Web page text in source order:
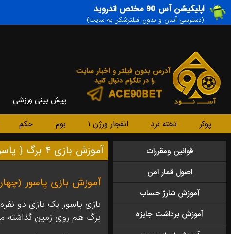
اپلیکیشن آس 90 مختص اندروید
(دسترسی آسان و بدون فیلترشکن به سایت)
پیش بینی ورزشی
پوکر تخته نرد انفجار ورژن ۱ بوم حکم
قوانین ومقررات
اصول قمار امن
آموزش شارژ حساب
آموزش برداشت جایزه
آموزش بازی ۴ برگ { پاسور }
آموزش بازی پاسور
بازی پاسور یک بازی دو
برگ هم روی زمین گذاشته